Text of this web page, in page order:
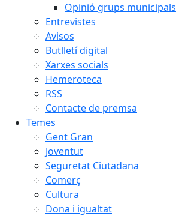
Opinió grups municipals
Entrevistes
Avisos
Butlletí digital
Xarxes socials
Hemeroteca
RSS
Contacte de premsa
Temes
Gent Gran
Joventut
Seguretat Ciutadana
Comerç
Cultura
Dona i igualtat